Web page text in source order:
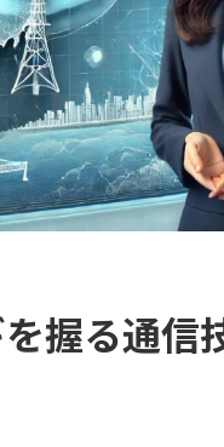
握る通信